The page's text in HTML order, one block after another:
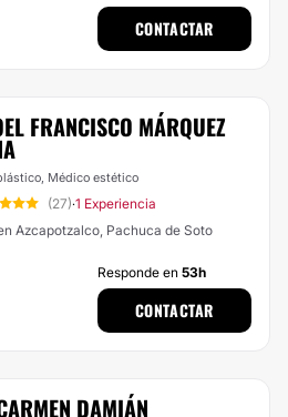
CONTACTAR
FRANCISCO MÁRQUEZ
Médico estético
(27)·1 Experiencia
Azcapotzalco, Pachuca de Soto
Responde en 53h
CONTACTAR
DAMIÁN